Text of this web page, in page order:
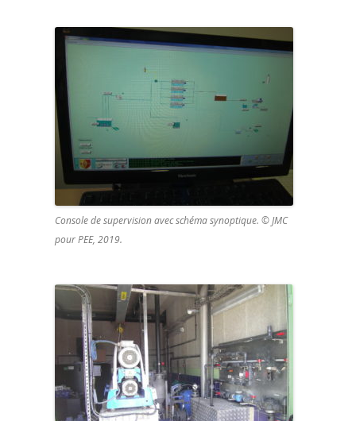
Console de supervision avec schéma synoptique. © JMC
pour PEE, 2019.